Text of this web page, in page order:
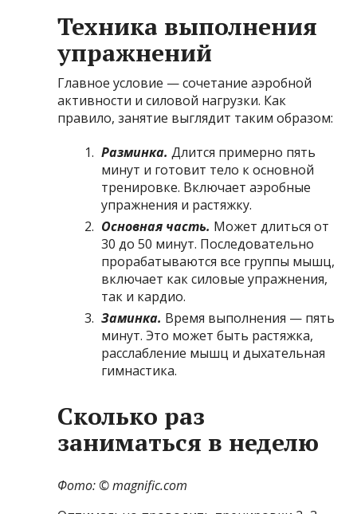
Техника выполнения
упражнений
Главное условие — сочетание аэробной
активности и силовой нагрузки. Как
правило, занятие выглядит таким образом:
Разминка. Длится примерно пять
минут и готовит тело к основной
тренировке. Включает аэробные
упражнения и растяжку.
Основная часть. Может длиться от
30 до 50 минут. Последовательно
прорабатываются все группы мышц,
включает как силовые упражнения,
так и кардио.
Заминка. Время выполнения — пять
минут. Это может быть растяжка,
расслабление мышц и дыхательная
гимнастика.
Сколько раз
заниматься в неделю
Фото: ©magnific.com